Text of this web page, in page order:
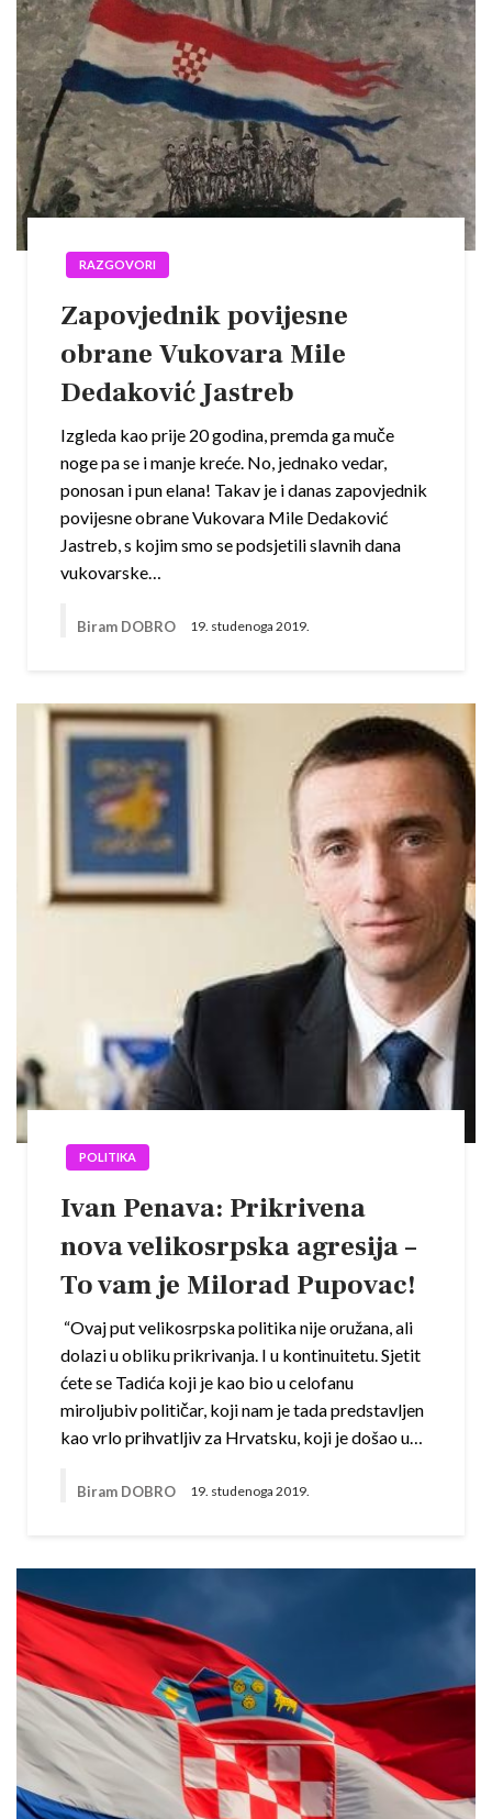
RAZGOVORI
Zapovjednik povijesne
obrane Vukovara Mile
Dedaković Jastreb
Izgleda kao prije 20 godina, premda ga muče
noge pa se i manje kreće. No, jednako vedar,
ponosan i pun elana! Takav je i danas zapovjednik
povijesne obrane Vukovara Mile Dedaković
Jastreb, s kojim smo se podsjetili slavnih dana
vukovarske…
Biram DOBRO 19. studenoga 2019.
POLITIKA
Ivan Penava: Prikrivena
nova velikosrpska agresija –
To vam je Milorad Pupovac!
“Ovaj put velikosrpska politika nije oružana, ali
dolazi u obliku prikrivanja. I u kontinuitetu. Sjetit
ćete se Tadića koji je kao bio u celofanu
miroljubiv političar, koji nam je tada predstavljen
kao vrlo prihvatljiv za Hrvatsku, koji je došao u…
Biram DOBRO 19. studenoga 2019.